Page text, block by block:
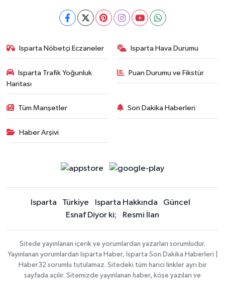
Isparta Nöbetçi Eczaneler Isparta Hava Durumu
Isparta Trafik Yoğunluk
Haritası
Puan Durumu ve Fikstür
Tüm Manşetler Son Dakika Haberleri
Haber Arşivi
Isparta Türkiye Isparta Hakkında
Güncel
Esnaf Diyor ki;
Resmi İlan
Sitede yayınlanan içerik ve yorumlardan yazarları sorumludur.
Yayınlanan yorumlardan Isparta Haber, Isparta Son Dakika Haberleri |
Haber32 sorumlu tutulamaz. Sitedeki tüm harici linkler ayrı bir
sayfada açılır. Sitemizde yayınlanan haber, köşe yazıları ve